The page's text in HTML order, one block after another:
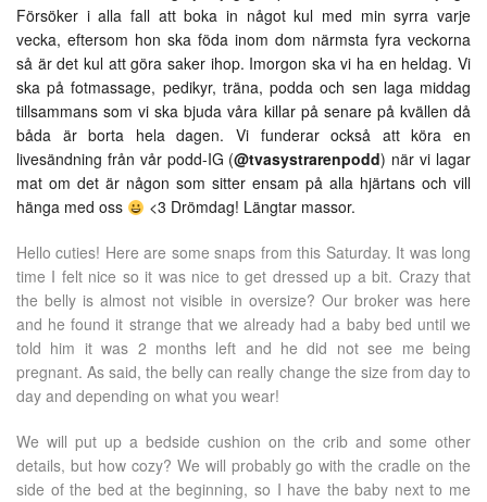
Försöker i alla fall att boka in något kul med min syrra varje
vecka, eftersom hon ska föda inom dom närmsta fyra veckorna
så är det kul att göra saker ihop. Imorgon ska vi ha en heldag. Vi
ska på fotmassage, pedikyr, träna, podda och sen laga middag
tillsammans som vi ska bjuda våra killar på senare på kvällen då
båda är borta hela dagen. Vi funderar också att köra en
livesändning från vår podd-IG (@tvasystrarenpodd) när vi lagar
mat om det är någon som sitter ensam på alla hjärtans och vill
hänga med oss
<3 Drömdag! Längtar massor.
Hello cuties! Here are some snaps from this Saturday. It was long
time I felt nice so it was nice to get dressed up a bit. Crazy that
the belly is almost not visible in oversize? Our broker was here
and he found it strange that we already had a baby bed until we
told him it was 2 months left and he did not see me being
pregnant. As said, the belly can really change the size from day to
day and depending on what you wear!
We will put up a bedside cushion on the crib and some other
details, but how cozy? We will probably go with the cradle on the
side of the bed at the beginning, so I have the baby next to me